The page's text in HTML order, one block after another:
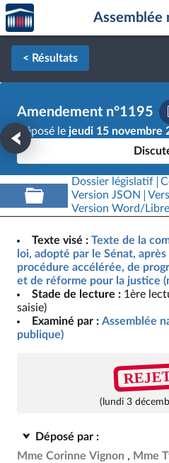
Aller au contenu
Aller en bas de la page
Accèder
à la
page
d'accueil
Assemblée
< Résultats
Amendement n°1195
Déposé le jeudi 15 novembre
Dossier législatif
Version JSON
Version Word/
Texte visé : Texte de la
loi, adopté par le Sénat,
procédure accélérée, de
et de réforme pour la justice
Stade de lecture : 1ère
saisie)
Examiné par : Assemblée
publique)
(lundi 3
Déposé par :
Mme Corinne Vignon
Mme